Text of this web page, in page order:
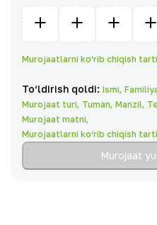
Murojaatlarni ko‘rib chiqish
To‘ldirish qoldi: Ismi,
Murojaat turi, Tuman, Manzil,
Murojaat matni,
Murojaatlarni ko‘rib chiqish
Murojaat